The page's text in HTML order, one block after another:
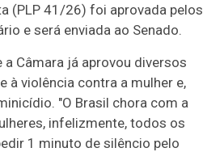
(PLP 41/26) foi aprovada pelos
e será enviada ao Senado.
Câmara já aprovou diversos
à violência contra a mulher e,
"O Brasil chora com a
infelizmente, todos os
1 minuto de silêncio pelo